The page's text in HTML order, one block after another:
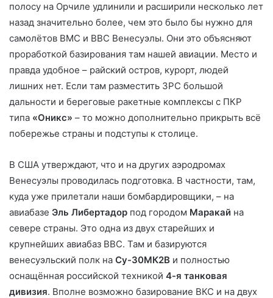
полосу на Орчиле удлинили и расширили несколько лет
назад значительно более, чем это было бы нужно для
самолётов ВМС и ВВС Венесуэлы. Они это объясняют
проработкой базирования там нашей авиации. Место и
правда удобное – райский остров, курорт, людей
лишних нет. Если там разместить ЗРС большой
дальности и береговые ракетные комплексы с ПКР
типа «Оникс» – то можно дополнительно прикрыть всё
побережье страны и подступы к столице.
В США утверждают, что и на других аэродромах
Венесуэлы проводилась подготовка. В частности, там,
куда уже прилетали наши бомбардировщики, – на
авиабазе Эль Либертадор под городом Маракай на
севере страны. Это одна из двух старейших и
крупнейших авиабаз ВВС. Там и базируются
венесуэльский полк на Су-30МК2В и полностью
оснащённая российской техникой 4-я танковая
дивизия. Вполне возможно базирование ВКС и на двух